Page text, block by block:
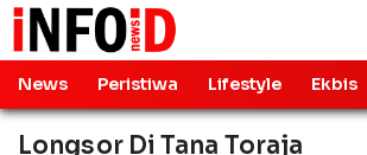
News Peristiwa Lifestyle Ekbis
Longsor Di Tana Toraja